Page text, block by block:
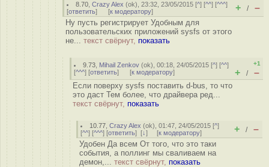
8.70 ,Crazy Alex (ok), 23:32, 23/05/2015 [^] [^^] [^^^]
[ответить] [к модератору] + / –
Ну пусть регистрирует Удобным для
пользовательских приложений sysfs от этого
не... текст свёрнут, показать
9.73 Mihail Zenkov (ok), 00:18, 24/05/2015 [^] [^^]
[^^^] [ответить] [к модератору]
+1
+ / –
Если поверху sysfs поставить d-bus, то что
это даст Тем более, что драйвера ред...
текст свёрнут, показать
10.77 ,Crazy Alex (ok), 01:47, 24/05/2015 [^]
[^^] [^^^] [ответить] [↓] [к модератору] + / –
Удобен Да всем От того, что это таки
события, а поллинг мы сваливаем на
демон,... текст свёрнут, показать